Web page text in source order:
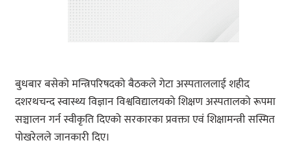
बुधबार बसेको मन्त्रिपरिषदको बैठकले गेटा अस्पताललाई शहीद
दशरथचन्द स्वास्थ्य विज्ञान विश्वविद्यालयको शिक्षण अस्पतालको रूपमा
सञ्चालन गर्न स्वीकृति दिएको सरकारका प्रवक्ता एवं शिक्षामन्त्री सस्मित
पोखरेलले जानकारी दिए।